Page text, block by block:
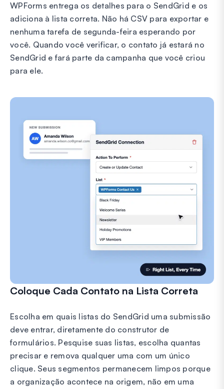
WPForms entrega os detalhes para o SendGrid e os
adiciona à lista correta. Não há CSV para exportar e
nenhuma tarefa de segunda-feira esperando por
você. Quando você verificar, o contato já estará no
SendGrid e fará parte da campanha que você criou
para ele.
Coloque Cada Contato na Lista Correta
Escolha em quais listas do SendGrid uma submissão
deve entrar, diretamente do construtor de
formulários. Pesquise suas listas, escolha quantas
precisar e remova qualquer uma com um único
clique. Seus segmentos permanecem limpos porque
a organização acontece na origem, não em uma